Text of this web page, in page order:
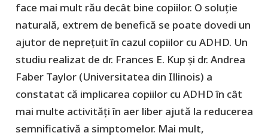
face mai mult rău decât bine copiilor. O soluție
naturală, extrem de benefică se poate dovedi un
ajutor de neprețuit în cazul copiilor cu ADHD. Un
studiu realizat de dr. Frances E. Kup și dr. Andrea
Faber Taylor (Universitatea din Illinois) a
constatat că implicarea copiilor cu ADHD în cât
mai multe activități în aer liber ajută la reducerea
semnificativă a simptomelor. Mai mult,